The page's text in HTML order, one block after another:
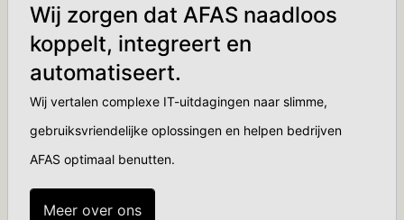
Wij zorgen dat AFAS naadloos
koppelt, integreert en
automatiseert.
Wij vertalen complexe IT-uitdagingen naar slimme,
gebruiksvriendelijke oplossingen en helpen bedrijven
AFAS optimaal benutten.
Meer over ons